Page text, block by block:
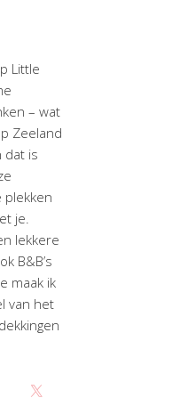
Little
– wat
Zeeland
dat is
je.
lekkere
B&B’s
maak ik
van het